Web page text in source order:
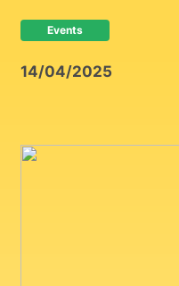
Events
14/04/2025